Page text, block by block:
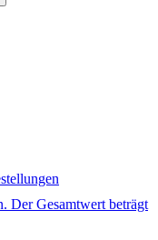
Der Gesamtwert beträgt